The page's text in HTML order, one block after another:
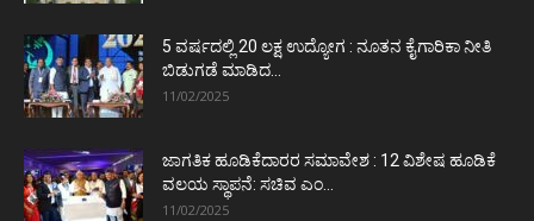
5 ವರ್ಷದಲ್ಲಿ 20 ಲಕ್ಷ ಉದ್ಯೋಗ : ನೂತನ ಕೈಗಾರಿಕಾ ನೀತಿ
ಬಿಡುಗಡೆ ಮಾಡಿದ...
11/02/2025
ಜಾಗತಿಕ ಹೂಡಿಕೆದಾರರ ಸಮಾವೇಶ : 12 ವಿಶೇಷ ಹೂಡಿಕೆ
ವಲಯ ಸ್ಥಾಪನೆ: ಸಚಿವ ಎಂ...
11/02/2025